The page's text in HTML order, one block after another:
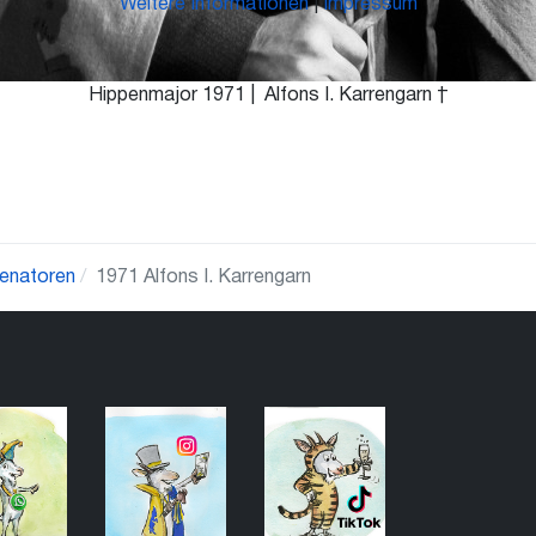
Hippenmajor 1971 | Alfons I. Karrengarn †
1971 Alfons I. Karrengarn
Weitere Informationen|Impressum